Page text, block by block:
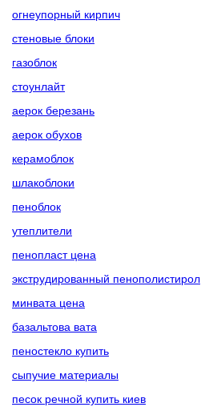
огнеупорный кирпич
стеновые блоки
газоблок
стоунлайт
аерок березань
аерок обухов
керамоблок
шлакоблоки
пеноблок
утеплители
пенопласт цена
экструдированный пенополистирол
минвата цена
базальтова вата
пеностекло купить
сыпучие материалы
песок речной купить киев